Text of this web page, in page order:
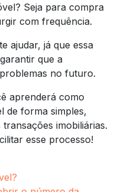
Seja para compra
com frequência.
ajudar, já que essa
que a
no futuro.
aprenderá como
de forma simples,
imobiliárias.
esse processo!